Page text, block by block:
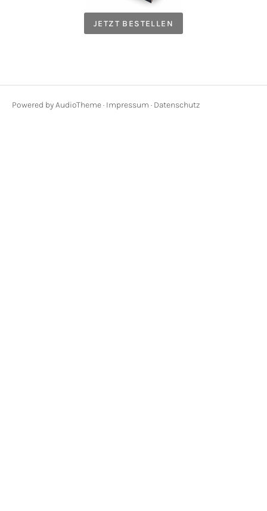
JETZT BESTELLEN
Powered byAudioTheme· Impressum · Datenschutz